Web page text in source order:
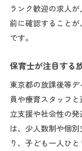
ランク歓迎の求人
前に確認すること
です。
保育士が注目する
東京都の放課後等
員や療育スタッフ
立支援や社会性の
は、少人数制や個
り、子ども一人ひ